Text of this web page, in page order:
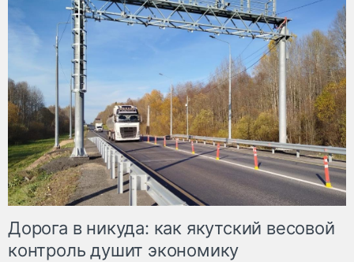
Дорога в никуда: как якутский весовой
контроль душит экономику